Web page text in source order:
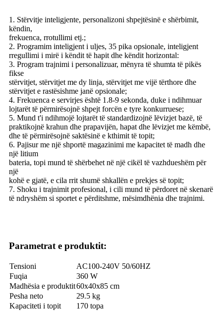
1. Stërvitje inteligjente, personalizoni shpejtësinë e shërbimit,
këndin,
frekuenca, rrotullimi etj.;
2. Programim inteligjent i uljes, 35 pika opsionale, inteligjent
rregullimi i mirë i këndit të hapit dhe këndit horizontal:
3. Program trajnimi i personalizuar, mënyra të shumta të pikës
fikse
stërvitjet, stërvitjet me dy linja, stërvitjet me vijë tërthore dhe
stërvitjet e rastësishme janë opsionale;
4. Frekuenca e servirjes është 1.8-9 sekonda, duke i ndihmuar
lojtarët të përmirësojnë shpejt forcën e tyre konkurruese;
5. Mund t'i ndihmojë lojtarët të standardizojnë lëvizjet bazë, të
praktikojnë krahun dhe prapavijën, hapat dhe lëvizjet me këmbë,
dhe të përmirësojnë saktësinë e kthimit të topit;
6. Pajisur me një shportë magazinimi me kapacitet të madh dhe
një litium
bateria, topi mund të shërbehet në një cikël të vazhdueshëm për
një
kohë e gjatë, e cila rrit shumë shkallën e prekjes së topit;
7. Shoku i trajnimit profesional, i cili mund të përdoret në skenarë
të ndryshëm si sportet e përditshme, mësimdhënia dhe trajnimi.
Parametrat e produktit:
Tensioni
AC100-240V 50/60HZ
Fuqia
360 W
Madhësia e produktit60x40x85 cm
Pesha neto
29.5 kg
Kapaciteti i topit
170 topa